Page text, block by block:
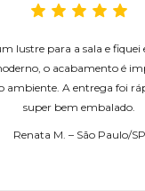
lustre para a sala e fiquei
o acabamento é
ambiente. A entrega foi
super bem embalado.
Renata M. – São Paulo/SP